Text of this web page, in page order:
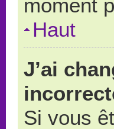
moment
Haut
J’ai
Si vous